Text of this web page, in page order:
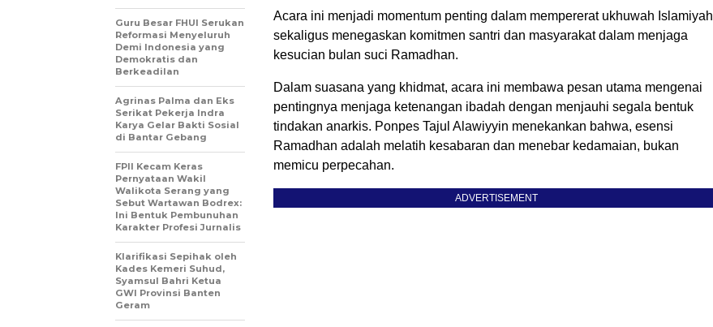
Acara ini menjadi momentum penting dalam mempererat ukhuwah Islamiyah
sekaligus menegaskan komitmen santri dan masyarakat dalam menjaga
kesucian bulan suci Ramadhan.
Dalam suasana yang khidmat, acara ini membawa pesan utama mengenai
pentingnya menjaga ketenangan ibadah dengan menjauhi segala bentuk
tindakan anarkis. Ponpes Tajul Alawiyyin menekankan bahwa, esensi
Ramadhan adalah melatih kesabaran dan menebar kedamaian, bukan
memicu perpecahan.
ADVERTISEMENT
Guru Besar FHUI Serukan
Reformasi Menyeluruh
Demi Indonesia yang
Demokratis dan
Berkeadilan
Agrinas Palma dan Eks
Serikat Pekerja Indra
Karya Gelar Bakti Sosial
di Bantar Gebang
FPII Kecam Keras
Pernyataan Wakil
Walikota Serang yang
Sebut Wartawan Bodrex:
Ini Bentuk Pembunuhan
Karakter Profesi Jurnalis
Klarifikasi Sepihak oleh
Kades Kemeri Suhud,
Syamsul Bahri Ketua
GWI Provinsi Banten
Geram